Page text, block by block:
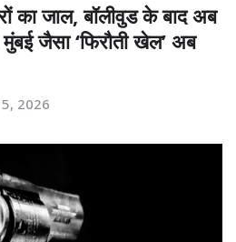
का जाल, बॉलीवुड के बाद अब
जैसा ‘फिरौती खेल’ अब
5, 2026